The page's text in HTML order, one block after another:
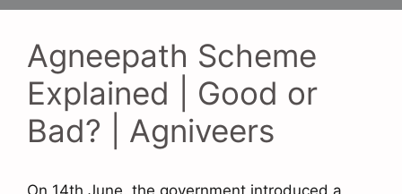
Agneepath Scheme
Explained | Good or
Bad? | Agniveers
On 14th June, the government introduced a